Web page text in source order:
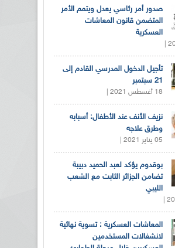
صدور أمر رئاسي يعدل ويتمم الأمر
المتضمن قانون المعاشات
العسكرية
تأجيل الدخول المدرسي القادم إلى
21 سبتمبر
18 أغسطس 2021 |
نزيف الأنف عند الأطفال: أسبابه
وطرق علاجه
05 يناير 2021 |
بوقدوم يؤكد لعبد الحميد دبيبة
تضامن الجزائر الثابت مع الشعب
الليبي
المعاشات العسكرية : تسوية نهائية
لانشغالات المستخدمين